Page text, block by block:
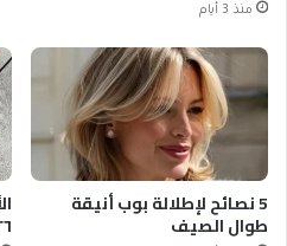
منذ 3 أيام
5 نصائح لإطلالة بوب أنيقة
طوال الصيف